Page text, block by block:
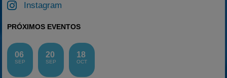
Instagram
PRÓXIMOS EVENTOS
06
SEP
20
SEP
18
OCT